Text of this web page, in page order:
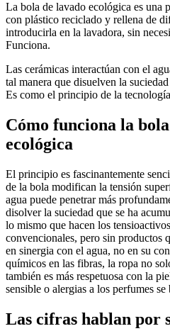
La bola de lavado ecológica es una
con plástico reciclado y rellena de
introducirla en la lavadora, sin
Funciona.
Las cerámicas interactúan con el
tal manera que disuelven la
Es como el principio de la
Cómo funciona la
ecológica
El principio es fascinantemente
de la bola modifican la tensión
agua puede penetrar más
disolver la suciedad que se ha
lo mismo que hacen los
convencionales, pero sin productos
en sinergia con el agua, no en su
químicos en las fibras, la ropa no
también es más respetuosa con la
sensible o alergias a los perfumes
Las cifras hablan por